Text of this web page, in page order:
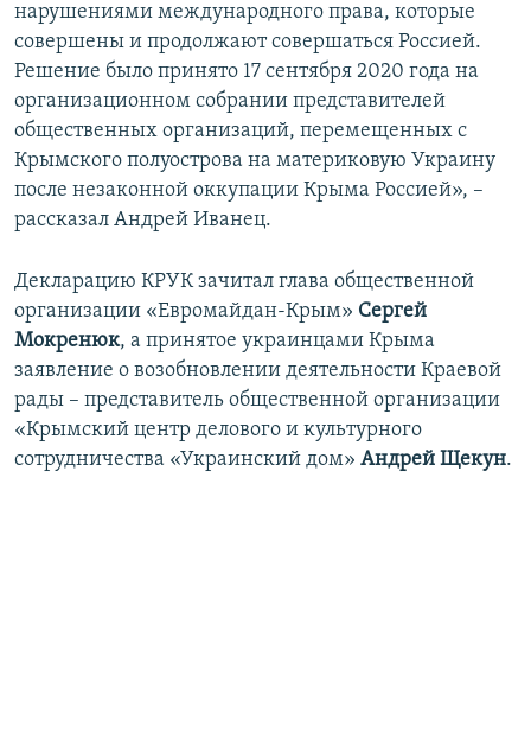
нарушениями международного права, которые
совершены и продолжают совершаться Россией.
Решение было принято 17 сентября 2020 года на
организационном собрании представителей
общественных организаций, перемещенных с
Крымского полуострова на материковую Украину
после незаконной оккупации Крыма Россией», –
рассказал Андрей Иванец.
Декларацию КРУК зачитал глава общественной
организации «Евромайдан-Крым» Сергей
Мокренюк, а принятое украинцами Крыма
заявление о возобновлении деятельности Краевой
рады – представитель общественной организации
«Крымский центр делового и культурного
сотрудничества «Украинский дом» Андрей Щекун.